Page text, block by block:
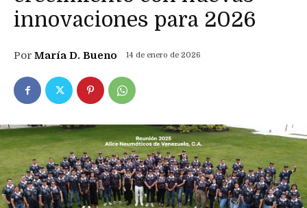
innovaciones para 2026
Por María D. Bueno 14 de enero de 2026